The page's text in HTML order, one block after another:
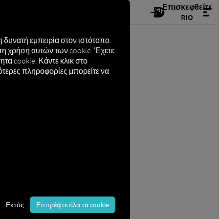
Επισκεφθείτε
RIO
εμπειρία στον ιστότοπο.
χρήση αυτών των cookie. Έχετε
cookie. Κάντε κλικ στο
πληροφορίες μπορείτε να
Εκτός Επιτρέψτε όλα τα cookie